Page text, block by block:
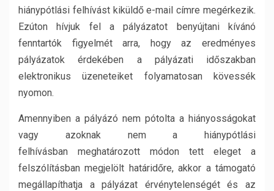
hiánypótlási felhívást kiküldő e-mail címre megérkezik.
Ezúton hívjuk fel a pályázatot benyújtani kívánó
fenntartók figyelmét arra, hogy az eredményes
pályázatok érdekében a pályázati időszakban
elektronikus üzeneteiket folyamatosan kövessék
nyomon.
Amennyiben a pályázó nem pótolta a hiányosságokat
vagy azoknak nem a hiánypótlási
felhívásban meghatározott módon tett eleget a
felszólításban megjelölt határidőre, akkor a támogató
megállapíthatja a pályázat érvénytelenségét és az